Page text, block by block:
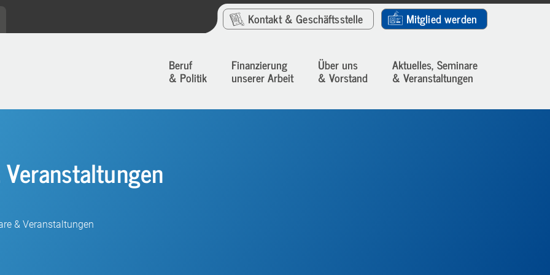
Kontakt& Geschäftsstelle Mitglied werden
Beruf
& Politik
Finanzierung
unserer Arbeit
Über uns
& Vorstand
Aktuelles, Seminare
& Veranstaltungen
& Veranstaltungen